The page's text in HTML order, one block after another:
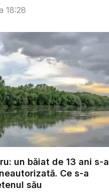
18:28
un băiat de 13 ani s-a
Ce s-a
său